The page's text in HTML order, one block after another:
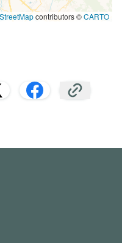
contributors ©CARTO